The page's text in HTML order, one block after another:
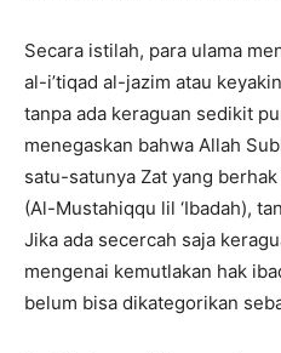
Secara istilah, para ulama
al-i’tiqad al-jazim atau
tanpa ada keraguan sedikit
menegaskan bahwa Allah
satu-satunya Zat yang
(Al-Mustahiqqu lil ‘Ibadah),
Jika ada secercah saja
mengenai kemutlakan hak
belum bisa dikategorikan